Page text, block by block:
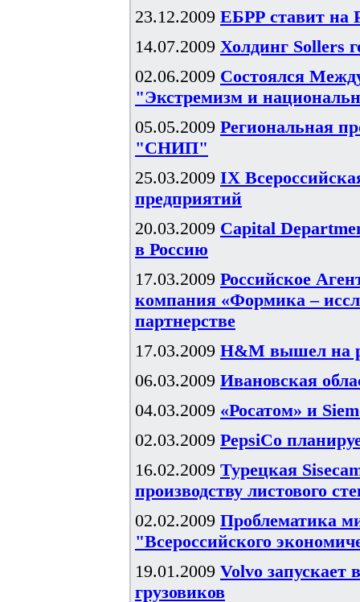
23.12.2009 ЕБРР ставит на
14.07.2009 Холдинг Sollers
02.06.2009 Состоялся
"Экстремизм и
05.05.2009 Региональная
"СНИП"
25.03.2009 IX
предприятий
20.03.2009 Capital
в Россию
17.03.2009 Российское
компания «Формика –
партнерстве
17.03.2009 H&M вышел на
06.03.2009 Ивановская
04.03.2009 «Росатом» и
02.03.2009 PepsiCo
16.02.2009 Турецкая
производству листового
02.02.2009 Проблематика
"Всероссийского
19.01.2009 Volvo запускает
грузовиков